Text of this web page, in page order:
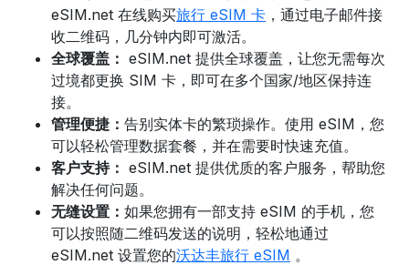
eSIM.net 在线购买旅行 eSIM 卡 ，通过电子邮件接
收二维码，几分钟内即可激活。
全球覆盖： eSIM.net 提供全球覆盖，让您无需每次
过境都更换 SIM 卡，即可在多个国家/地区保持连
接。
管理便捷： 告别实体卡的繁琐操作。使用 eSIM，您
可以轻松管理数据套餐，并在需要时快速充值。
客户支持： eSIM.net 提供优质的客户服务，帮助您
解决任何问题。
无缝设置： 如果您拥有一部支持 eSIM 的手机，您
可以按照随二维码发送的说明， 轻松地通过
eSIM.net 设置您的沃达丰旅行 eSIM 。